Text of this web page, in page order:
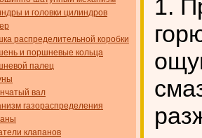
и головки цилиндров
распределительной коробки
и поршневые кольца
палец
вал
газораспределения
клапанов
1.